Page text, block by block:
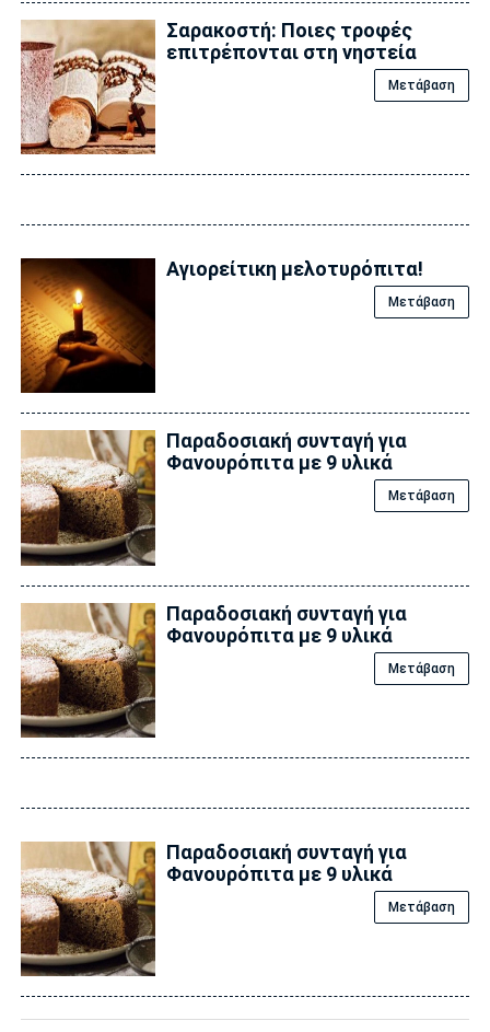
Σαρακοστή: Ποιες τροφές
επιτρέπονται στη νηστεία
Μετάβαση
Αγιορείτικη μελοτυρόπιτα!
Μετάβαση
Παραδοσιακή συνταγή για
Φανουρόπιτα με 9 υλικά
Μετάβαση
Παραδοσιακή συνταγή για
Φανουρόπιτα με 9 υλικά
Μετάβαση
Παραδοσιακή συνταγή για
Φανουρόπιτα με 9 υλικά
Μετάβαση